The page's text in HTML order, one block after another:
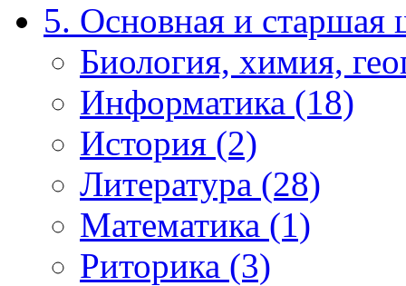
5. Основная и старшая
Биология, химия,
Информатика (18)
История (2)
Литература (28)
Математика (1)
Риторика (3)